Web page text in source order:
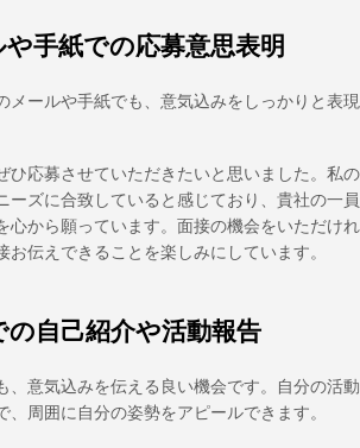
手紙での応募意思表明
メールや手紙でも、意気込みをしっかりと表現
ひ応募させていただきたいと思いました。私の
ーズに合致していると感じており、貴社の一員
心から願っています。面接の機会をいただけれ
お伝えできることを楽しみにしています。
自己紹介や活動報告
、意気込みを伝える良い機会です。自分の活動
、周囲に自分の姿勢をアピールできます。